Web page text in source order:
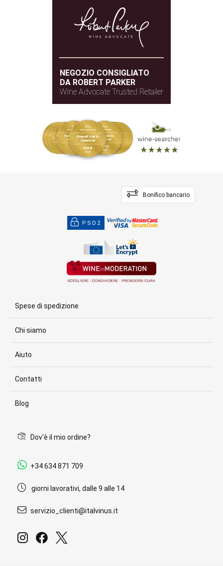
NEGOZIO CONSIGLIATO
DA ROBERT PARKER
Wine Advocate Trusted Retailer
Bonifico bancario
PSD2
Spese di spedizione
Chi siamo
Aiuto
Contatti
Blog
Dov'è il mio ordine?
+34 634 871 709
giorni lavorativi, dalle 9 alle 14
servizio_clienti@italvinus.it